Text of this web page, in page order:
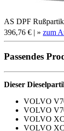
AS DPF
396,76 € | » zum
Passendes
Dieser
VOLVO
VOLVO
VOLVO
VOLVO